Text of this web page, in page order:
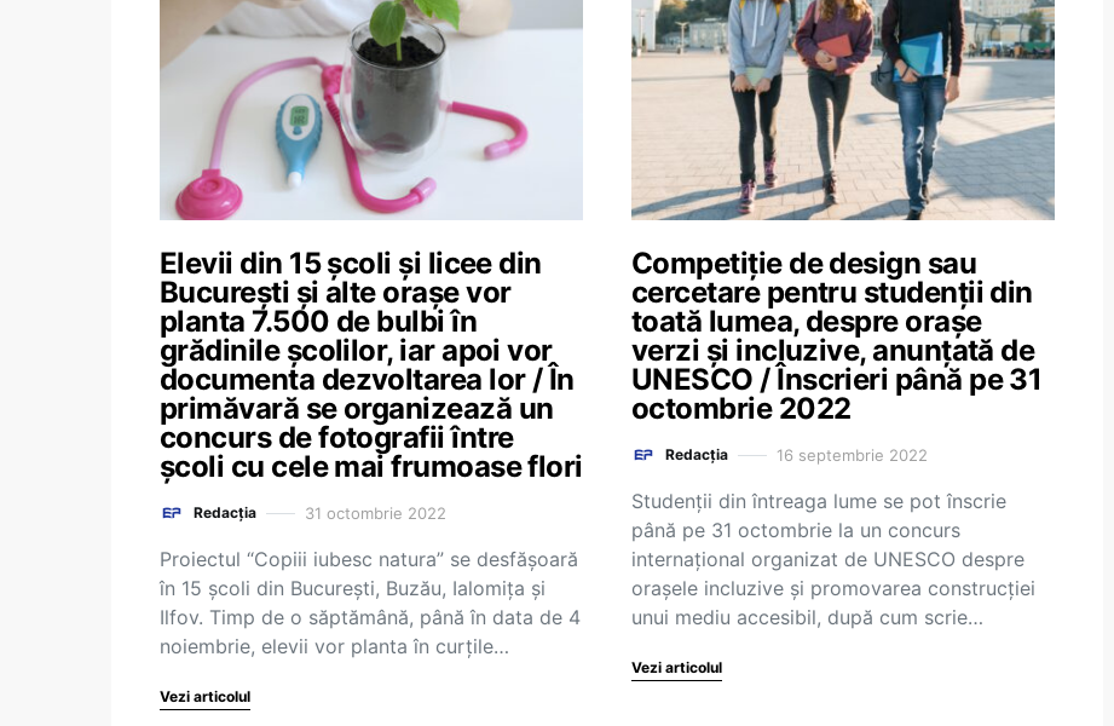
Elevii din 15 școli și licee din
București și alte orașe vor
planta 7.500 de bulbi în
grădinile școlilor, iar apoi vor
documenta dezvoltarea lor / În
primăvară se organizează un
concurs de fotografii între
școli cu cele mai frumoase flori
Redacția 31 octombrie 2022
Proiectul “Copiii iubesc natura” se desfășoară
în 15 școli din București, Buzău, Ialomița și
Ilfov. Timp de o săptămână, până în data de 4
noiembrie, elevii vor planta în curțile…
Vezi articolul
Competiție de design sau
cercetare pentru studenții din
toată lumea, despre orașe
verzi și incluzive, anunțată de
UNESCO / Înscrieri până pe 31
octombrie 2022
Redacția 16 septembrie 2022
Studenții din întreaga lume se pot înscrie
până pe 31 octombrie la un concurs
internațional organizat de UNESCO despre
orașele incluzive și promovarea construcției
unui mediu accesibil, după cum scrie…
Vezi articolul